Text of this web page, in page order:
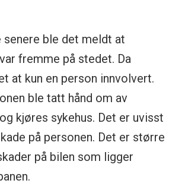
senere ble det meldt at
fremme på stedet. Da
at kun en person innvolvert.
ble tatt hånd om av
kjøres sykehus. Det er uvisst
på personen. Det er større
på bilen som ligger